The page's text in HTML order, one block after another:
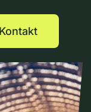
Kontakt